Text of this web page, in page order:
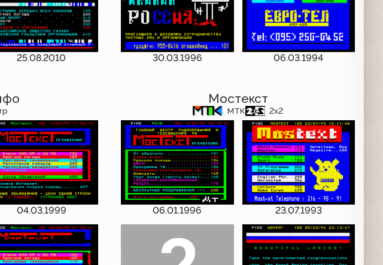
25.08.2010 30.03.1996 06.03.1994
04.03.1999
Мостекст
МТК 2x2
06.01.1996 23.07.1993